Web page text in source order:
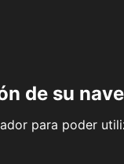
de su
para poder